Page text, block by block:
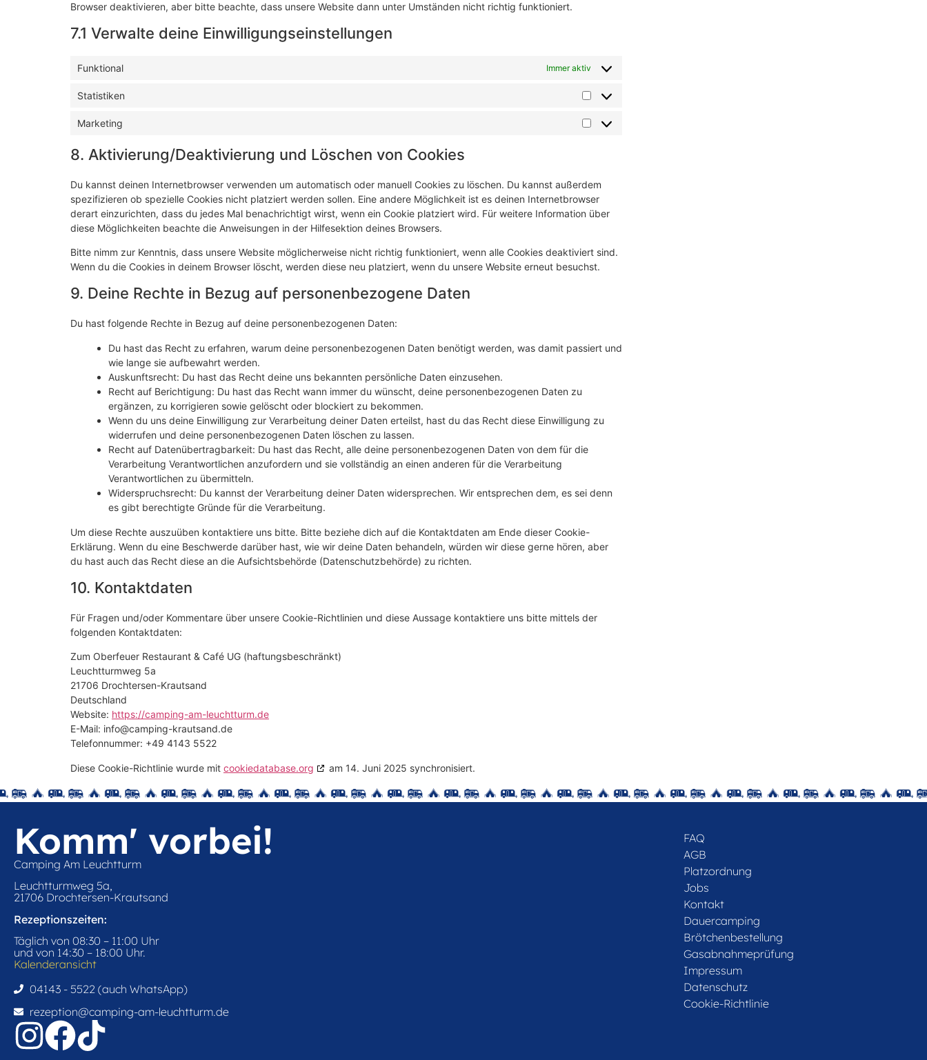
Browser deaktivieren, aber bitte beachte, dass unsere Website dann unter Umständen nicht richtig funktioniert.
7.1 Verwalte deine Einwilligungseinstellungen
Funktional Immer aktiv
Statistiken
Marketing
8. Aktivierung/Deaktivierung und Löschen von Cookies
Du kannst deinen Internetbrowser verwenden um automatisch oder manuell Cookies zu löschen. Du kannst außerdem
spezifizieren ob spezielle Cookies nicht platziert werden sollen. Eine andere Möglichkeit ist es deinen Internetbrowser
derart einzurichten, dass du jedes Mal benachrichtigt wirst, wenn ein Cookie platziert wird. Für weitere Information über
diese Möglichkeiten beachte die Anweisungen in der Hilfesektion deines Browsers.
Bitte nimm zur Kenntnis, dass unsere Website möglicherweise nicht richtig funktioniert, wenn alle Cookies deaktiviert sind.
Wenn du die Cookies in deinem Browser löscht, werden diese neu platziert, wenn du unsere Website erneut besuchst.
9. Deine Rechte in Bezug auf personenbezogene Daten
Du hast folgende Rechte in Bezug auf deine personenbezogenen Daten:
Du hast das Recht zu erfahren, warum deine personenbezogenen Daten benötigt werden, was damit passiert und
wie lange sie aufbewahrt werden.
Auskunftsrecht: Du hast das Recht deine uns bekannten persönliche Daten einzusehen.
Recht auf Berichtigung: Du hast das Recht wann immer du wünscht, deine personenbezogenen Daten zu
ergänzen, zu korrigieren sowie gelöscht oder blockiert zu bekommen.
Wenn du uns deine Einwilligung zur Verarbeitung deiner Daten erteilst, hast du das Recht diese Einwilligung zu
widerrufen und deine personenbezogenen Daten löschen zu lassen.
Recht auf Datenübertragbarkeit: Du hast das Recht, alle deine personenbezogenen Daten von dem für die
Verarbeitung Verantwortlichen anzufordern und sie vollständig an einen anderen für die Verarbeitung
Verantwortlichen zu übermitteln.
Widerspruchsrecht: Du kannst der Verarbeitung deiner Daten widersprechen. Wir entsprechen dem, es sei denn
es gibt berechtigte Gründe für die Verarbeitung.
Um diese Rechte auszuüben kontaktiere uns bitte. Bitte beziehe dich auf die Kontaktdaten am Ende dieser Cookie-
Erklärung. Wenn du eine Beschwerde darüber hast, wie wir deine Daten behandeln, würden wir diese gerne hören, aber
du hast auch das Recht diese an die Aufsichtsbehörde (Datenschutzbehörde) zu richten.
10. Kontaktdaten
Für Fragen und/oder Kommentare über unsere Cookie-Richtlinien und diese Aussage kontaktiere uns bitte mittels der
folgenden Kontaktdaten:
Zum Oberfeuer Restaurant & Café UG (haftungsbeschränkt)
Leuchtturmweg 5a
21706 Drochtersen-Krautsand
Deutschland
Website: https://camping-am-leuchtturm.de
E-Mail: info@camping-krautsand.de
Telefonnummer: +49 4143 5522
Diese Cookie-Richtlinie wurde mit cookiedatabase.org am 14. Juni 2025 synchronisiert.
Komm' vorbei!
Camping Am Leuchtturm
Leuchtturmweg 5a,
21706 Drochtersen-Krautsand
Rezeptionszeiten:
Täglich von 08:30 – 11:00 Uhr
und von 14:30 – 18:00 Uhr.
Kalenderansicht
04143 - 5522 (auch WhatsApp)
rezeption@camping-am-leuchtturm.de
FAQ
AGB
Platzordnung
Jobs
Kontakt
Dauercamping
Brötchenbestellung
Gasabnahmeprüfung
Impressum
Datenschutz
Cookie-Richtlinie